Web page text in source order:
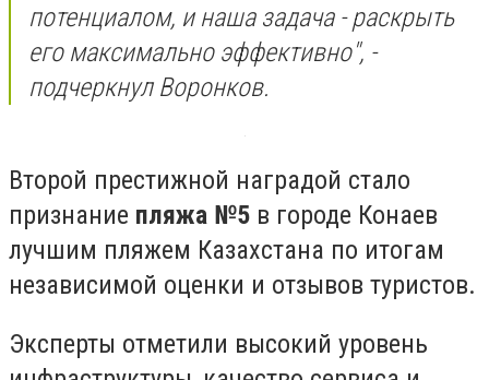
потенциалом, и наша задача - раскрыть
его максимально эффективно", -
подчеркнул Воронков.
Второй престижной наградой стало
признание пляжа №5 в городе Конаев
лучшим пляжем Казахстана по итогам
независимой оценки и отзывов туристов.
Эксперты отметили высокий уровень